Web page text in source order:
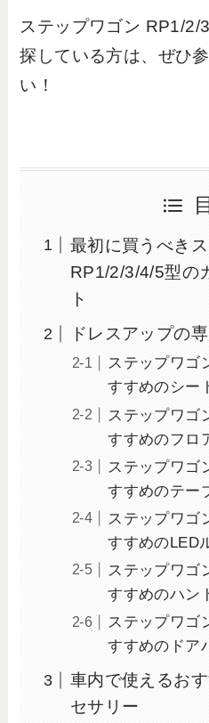
ステップワゴン RP1/2/
探している方は、ぜひ
い！
最初に買うべき
RP1/2/3/4/5型の
ト
ドレスアップの
ステップワゴ
すすめのシー
ステップワゴ
すすめのフロ
ステップワゴ
すすめのテー
ステップワゴ
すすめのLED
ステップワゴ
すすめのハン
ステップワゴ
すすめのドア
車内で使えるお
セサリー